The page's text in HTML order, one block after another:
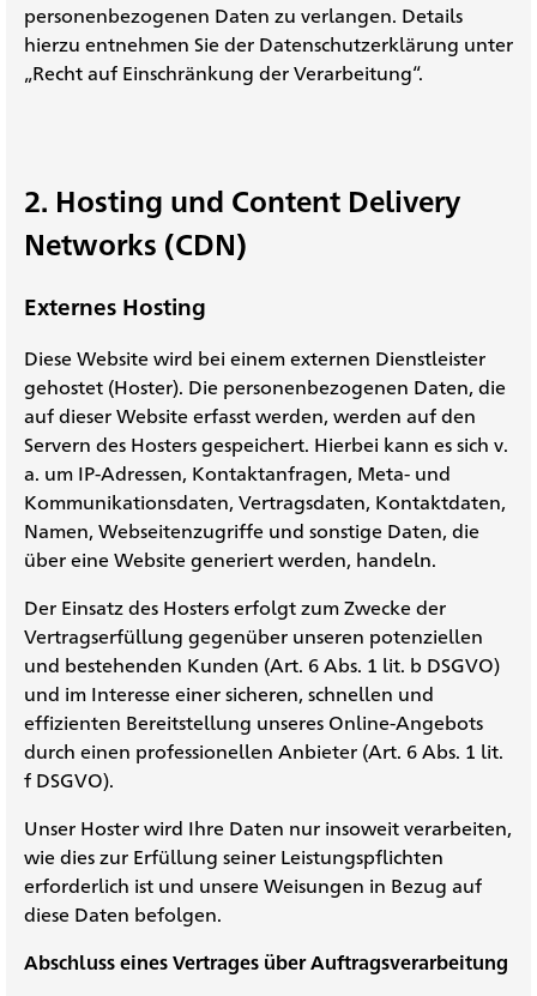
personenbezogenen Daten zu verlangen. Details
hierzu entnehmen Sie der Datenschutzerklärung unter
„Recht auf Einschränkung der Verarbeitung“.
2. Hosting und Content Delivery
Networks (CDN)
Externes Hosting
Diese Website wird bei einem externen Dienstleister
gehostet (Hoster). Die personenbezogenen Daten, die
auf dieser Website erfasst werden, werden auf den
Servern des Hosters gespeichert. Hierbei kann es sich v.
a. um IP-Adressen, Kontaktanfragen, Meta- und
Kommunikationsdaten, Vertragsdaten, Kontaktdaten,
Namen, Webseitenzugriffe und sonstige Daten, die
über eine Website generiert werden, handeln.
Der Einsatz des Hosters erfolgt zum Zwecke der
Vertragserfüllung gegenüber unseren potenziellen
und bestehenden Kunden (Art. 6 Abs. 1 lit. b DSGVO)
und im Interesse einer sicheren, schnellen und
effizienten Bereitstellung unseres Online-Angebots
durch einen professionellen Anbieter (Art. 6 Abs. 1 lit.
f DSGVO).
Unser Hoster wird Ihre Daten nur insoweit verarbeiten,
wie dies zur Erfüllung seiner Leistungspflichten
erforderlich ist und unsere Weisungen in Bezug auf
diese Daten befolgen.
Abschluss eines Vertrages über Auftragsverarbeitung